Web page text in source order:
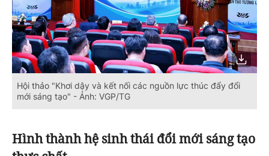
Hội thảo "Khơi dậy và kết nối các nguồn lực thúc đẩy đổi
mới sáng tạo" - Ảnh: VGP/TG
Hình thành hệ sinh thái đổi mới sáng tạo